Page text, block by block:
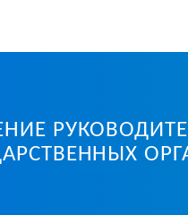
Петербурга